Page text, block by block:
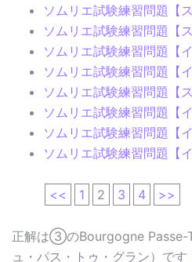
ソムリエ試験練習問題【
ソムリエ試験練習問題【
ソムリエ試験練習問題【
ソムリエ試験練習問題【
ソムリエ試験練習問題【
ソムリエ試験練習問題【
ソムリエ試験練習問題【
ソムリエ試験練習問題【
<< 1 2 3 4 >>
正解は③のBourgogne Passe-
ュ・パス・トゥ・グラン）です